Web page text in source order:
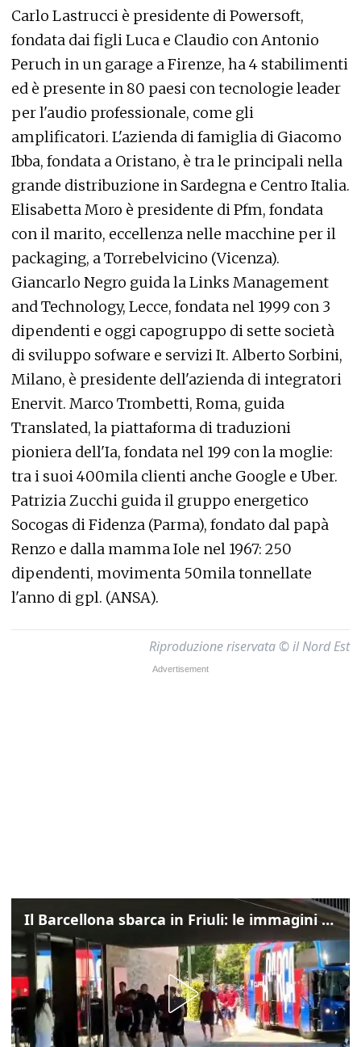
Carlo Lastrucci è presidente di Powersoft,
fondata dai figli Luca e Claudio con Antonio
Peruch in un garage a Firenze, ha 4 stabilimenti
ed è presente in 80 paesi con tecnologie leader
per l'audio professionale, come gli
amplificatori. L'azienda di famiglia di Giacomo
Ibba, fondata a Oristano, è tra le principali nella
grande distribuzione in Sardegna e Centro Italia.
Elisabetta Moro è presidente di Pfm, fondata
con il marito, eccellenza nelle macchine per il
packaging, a Torrebelvicino (Vicenza).
Giancarlo Negro guida la Links Management
and Technology, Lecce, fondata nel 1999 con 3
dipendenti e oggi capogruppo di sette società
di sviluppo sofware e servizi It. Alberto Sorbini,
Milano, è presidente dell'azienda di integratori
Enervit. Marco Trombetti, Roma, guida
Translated, la piattaforma di traduzioni
pioniera dell'Ia, fondata nel 199 con la moglie:
tra i suoi 400mila clienti anche Google e Uber.
Patrizia Zucchi guida il gruppo energetico
Socogas di Fidenza (Parma), fondato dal papà
Renzo e dalla mamma Iole nel 1967: 250
dipendenti, movimenta 50mila tonnellate
l'anno di gpl. (ANSA).
Riproduzione riservata © il Nord Est
Il Barcellona sbarca in Friuli: le immagini dell'arrivo in albergo